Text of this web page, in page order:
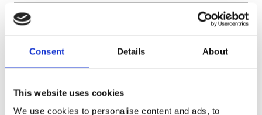
Consent Details About
This website uses cookies
We use cookies to personalise content and ads, to
sync_acti
ve
Contains data on
preferences -
remember
Persist
ent